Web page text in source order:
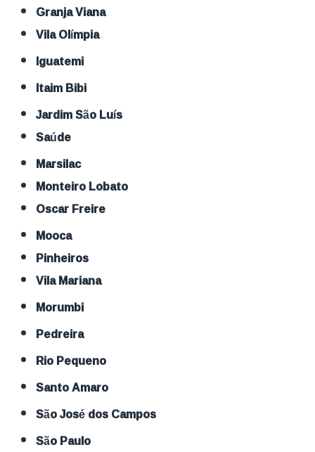
Granja Viana
Vila Olímpia
Iguatemi
Itaim Bibi
Jardim São Luís
Saúde
Marsilac
Monteiro Lobato
Oscar Freire
Mooca
Pinheiros
Vila Mariana
Morumbi
Pedreira
Rio Pequeno
Santo Amaro
São José dos Campos
São Paulo